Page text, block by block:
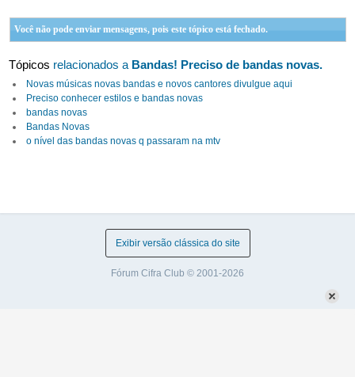
Você não pode enviar mensagens, pois este tópico está fechado.
Tópicos relacionados a Bandas! Preciso de bandas novas.
Novas músicas novas bandas e novos cantores divulgue aqui
Preciso conhecer estilos e bandas novas
bandas novas
Bandas Novas
o nível das bandas novas q passaram na mtv
Exibir versão clássica do site
Fórum Cifra Club © 2001-2026